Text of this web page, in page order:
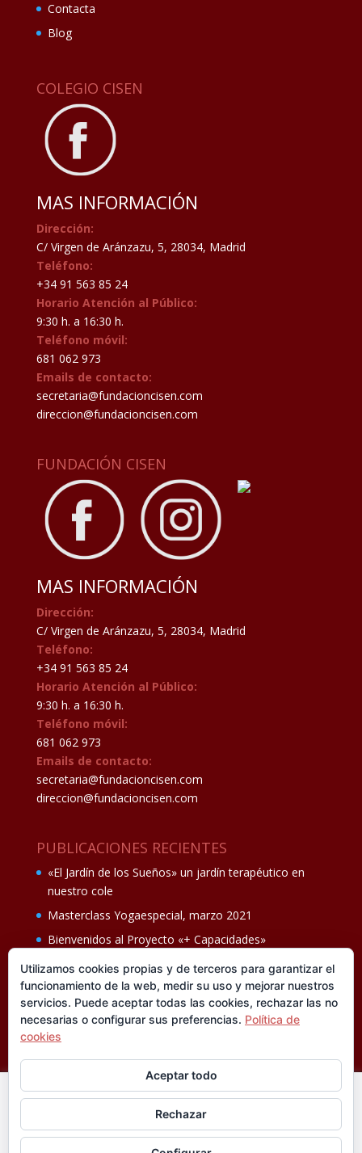
Contacta
Blog
COLEGIO CISEN
MAS INFORMACIÓN
Dirección:
C/ Virgen de Aránzazu, 5, 28034, Madrid
Teléfono:
+34 91 563 85 24
Horario Atención al Público:
9:30 h. a 16:30 h.
Teléfono móvil:
681 062 973
Emails de contacto:
secretaria@fundacioncisen.com
direccion@fundacioncisen.com
FUNDACIÓN CISEN
MAS INFORMACIÓN
Dirección:
C/ Virgen de Aránzazu, 5, 28034, Madrid
Teléfono:
+34 91 563 85 24
Horario Atención al Público:
9:30 h. a 16:30 h.
Teléfono móvil:
681 062 973
Emails de contacto:
secretaria@fundacioncisen.com
direccion@fundacioncisen.com
PUBLICACIONES RECIENTES
«El Jardín de los Sueños» un jardín terapéutico en
nuestro cole
Masterclass Yogaespecial, marzo 2021
Bienvenidos al Proyecto «+ Capacidades»
Fiesta de fin de curso Los oficios 14 de junio
Ganadores del II Programa educativo Cuídate +
®FUNDACIÓN CISEN. ® Todos los derechos
Política de privacidad I
En esta web utilizamos cookies analíticas, propias y de
terceros, que nos informan sobre sus hábitos de navegación
para mejorar la calidad de nuestros servicios y su experiencia
Utilizamos cookies propias y de terceros para garantizar el
funcionamiento de la web, medir su uso y mejorar nuestros
servicios. Puede aceptar todas las cookies, rechazar las no
necesarias o configurar sus preferencias. Política de
cookies
Aceptar todo
Rechazar